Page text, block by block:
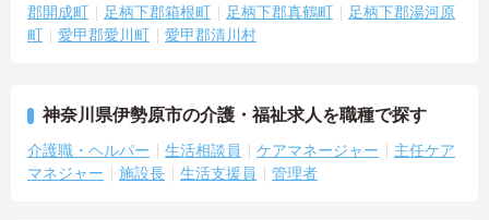
郡開成町
足柄下郡箱根町 足柄下郡真鶴町
足柄下郡湯河原
町
愛甲郡愛川町 愛甲郡清川村
神奈川県伊勢原市の介護・福祉求人を職種で探す
介護職・ヘルパー 生活相談員 ケアマネージャー
主任ケア
マネジャー
施設長 生活支援員 管理者